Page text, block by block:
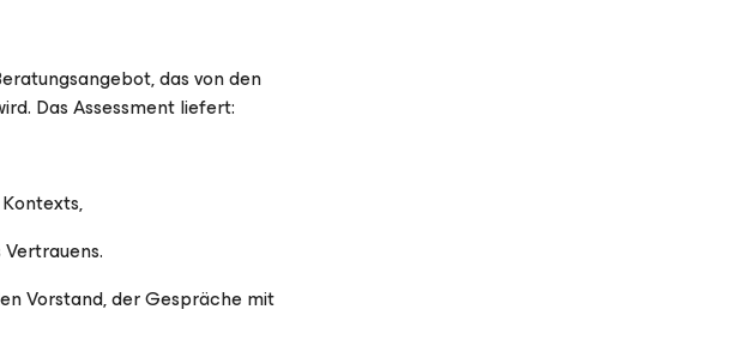
das von den
Das Assessment liefert:
Vorstand, der Gespräche mit